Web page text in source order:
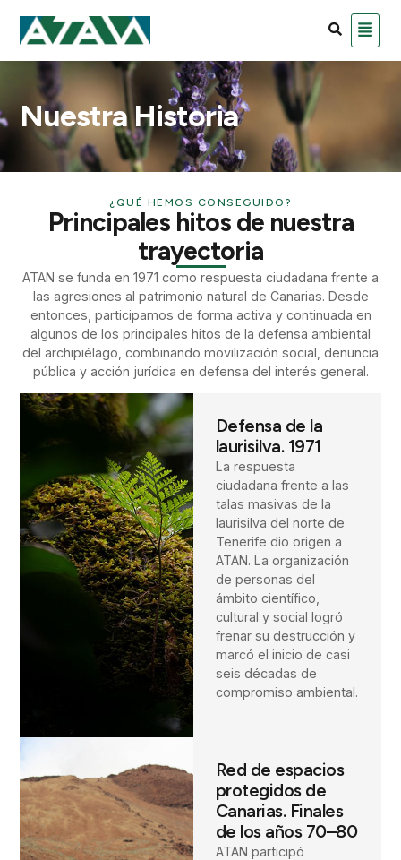
Nuestra Historia
¿QUÉ HEMOS CONSEGUIDO?
Principales hitos de nuestra
trayectoria
ATAN se funda en 1971 como respuesta ciudadana frente a
las agresiones al patrimonio natural de Canarias. Desde
entonces, participamos de forma activa y continuada en
algunos de los principales hitos de la defensa ambiental
del archipiélago, combinando movilización social, denuncia
pública y acción jurídica en defensa del interés general.
Defensa de la
laurisilva. 1971
La respuesta
ciudadana frente a las
talas masivas de la
laurisilva del norte de
Tenerife dio origen a
ATAN. La organización
de personas del
ámbito científico,
cultural y social logró
frenar su destrucción y
marcó el inicio de casi
seis décadas de
compromiso ambiental.
Red de espacios
protegidos de
Canarias. Finales
de los años 70–80
ATAN participó